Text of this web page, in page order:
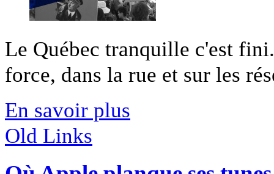
Le Québec tranquille c'est
force, dans la rue et sur les
En savoir plus
Old Links